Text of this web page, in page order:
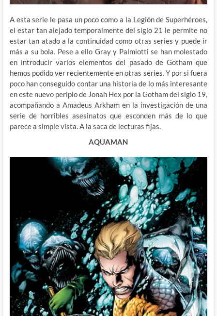
A esta serie le pasa un poco como a la Legión de Superhéroes,
el estar tan alejado temporalmente del siglo 21 le permite no
estar tan atado a la continuidad como otras series y puede ir
más a su bola. Pese a ello Gray y Palmiotti se han molestado
en introducir varios elementos del pasado de Gotham que
hemos podido ver recientemente en otras series. Y por si fuera
poco han conseguido contar una historia de lo más interesante
en este nuevo periplo de Jonah Hex por la Gotham del siglo 19,
acompañando a Amadeus Arkham en la investigación de una
serie de horribles asesinatos que esconden más de lo que
parece a simple vista. A la saca de lecturas fijas.
AQUAMAN